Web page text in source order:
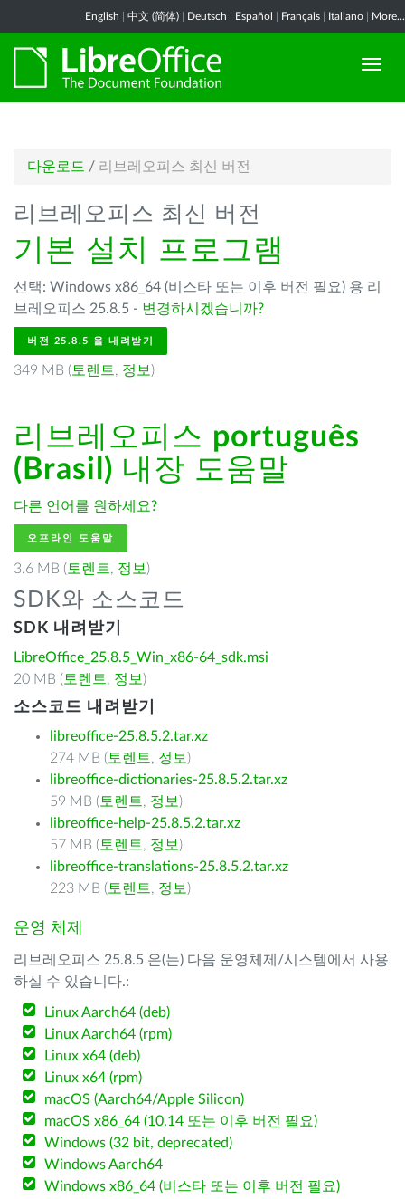
English 中文 (简体) Deutsch Español Français Italiano More...
다운로드 / 리브레오피스 최신 버전
리브레오피스 최신 버전
기본 설치 프로그램
선택: Windows x86_64 (비스타 또는 이후 버전 필요) 용 리
브레오피스 25.8.5 - 변경하시겠습니까?
버전 25.8.5 을 내려받기
349 MB ( 토렌트, 정보 )
리브레오피스 português
(Brasil) 내장 도움말
다른 언어를 원하세요?
오프라인 도움말
3.6 MB ( 토렌트, 정보 )
SDK와 소스코드
SDK 내려받기
LibreOffice_25.8.5_Win_x86-64_sdk.msi
20 MB ( 토렌트, 정보 )
소스코드 내려받기
libreoffice-25.8.5.2.tar.xz
274 MB ( 토렌트, 정보 )
libreoffice-dictionaries-25.8.5.2.tar.xz
59 MB ( 토렌트, 정보 )
libreoffice-help-25.8.5.2.tar.xz
57 MB ( 토렌트, 정보 )
libreoffice-translations-25.8.5.2.tar.xz
223 MB ( 토렌트, 정보 )
운영 체제
리브레오피스 25.8.5 은(는) 다음 운영체제/시스템에서 사용
하실 수 있습니다.:
Linux Aarch64 (deb)
Linux Aarch64 (rpm)
Linux x64 (deb)
Linux x64 (rpm)
macOS (Aarch64/Apple Silicon)
macOS x86_64 (10.14 또는 이후 버전 필요)
Windows (32 bit, deprecated)
Windows Aarch64
Windows x86_64 (비스타 또는 이후 버전 필요)